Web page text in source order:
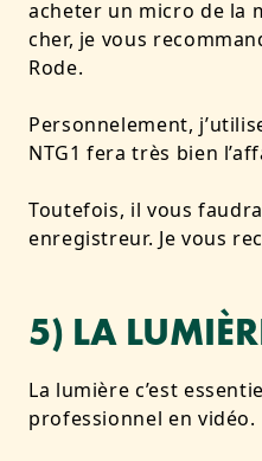
acheter un micro de la
cher, je vous
Rode.
Personnelement,
NTG1 fera très bien
Toutefois, il vous
enregistreur. Je vous
5) LA
La lumière c’est
professionnel en vidéo.